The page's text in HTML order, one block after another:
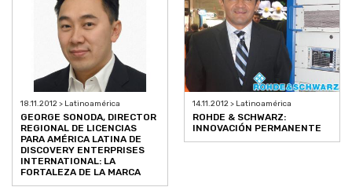
18.11.2012 > Latinoamérica
GEORGE SONODA, DIRECTOR
REGIONAL DE LICENCIAS
PARA AMÉRICA LATINA DE
DISCOVERY ENTERPRISES
INTERNATIONAL: LA
FORTALEZA DE LA MARCA
14.11.2012 > Latinoamérica
ROHDE & SCHWARZ:
INNOVACIÓN PERMANENTE